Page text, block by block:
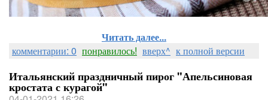
Читать далее...
комментарии: 0 понравилось! вверх^ к полной версии
Итальянский праздничный пирог "Апельсиновая
кростата с курагой"